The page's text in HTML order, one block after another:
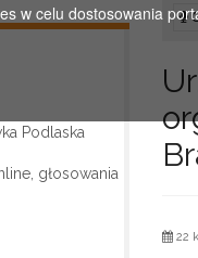
Podlaska
głosowania
22
w celu dostosowania